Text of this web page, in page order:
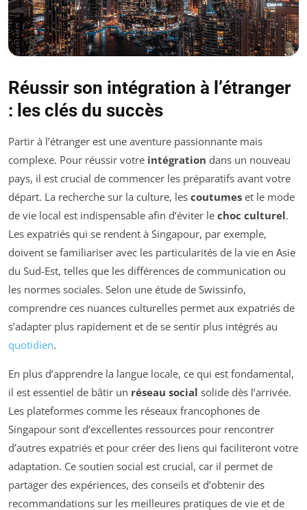
Réussir son intégration à l’étranger
: les clés du succès
Partir à l’étranger est une aventure passionnante mais
complexe. Pour réussir votre intégration dans un nouveau
pays, il est crucial de commencer les préparatifs avant votre
départ. La recherche sur la culture, les coutumes et le mode
de vie local est indispensable afin d’éviter le choc culturel.
Les expatriés qui se rendent à Singapour, par exemple,
doivent se familiariser avec les particularités de la vie en Asie
du Sud-Est, telles que les différences de communication ou
les normes sociales. Selon une étude de Swissinfo,
comprendre ces nuances culturelles permet aux expatriés de
s’adapter plus rapidement et de se sentir plus intégrés au
quotidien.
En plus d’apprendre la langue locale, ce qui est fondamental,
il est essentiel de bâtir un réseau social solide dès l’arrivée.
Les plateformes comme les réseaux francophones de
Singapour sont d’excellentes ressources pour rencontrer
d’autres expatriés et pour créer des liens qui faciliteront votre
adaptation. Ce soutien social est crucial, car il permet de
partager des expériences, des conseils et d’obtenir des
recommandations sur les meilleures pratiques de vie et de